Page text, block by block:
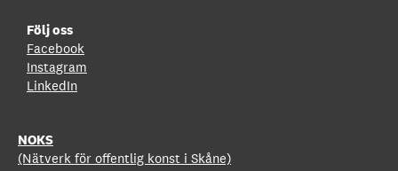
Följ oss
Facebook
Instagram
LinkedIn
NOKS
(Nätverk för offentlig konst i Skåne)